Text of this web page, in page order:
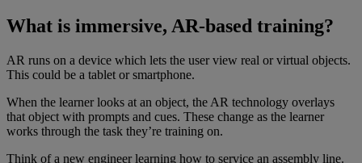
What is immersive, AR-based training?
AR runs on a device which lets the user view real or virtual objects.
This could be a tablet or smartphone.
When the learner looks at an object, the AR technology overlays
that object with prompts and cues. These change as the learner
works through the task they’re training on.
Think of a new engineer learning how to service an assembly line.